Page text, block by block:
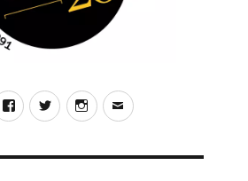
FacebookTwitterInstagram
E-